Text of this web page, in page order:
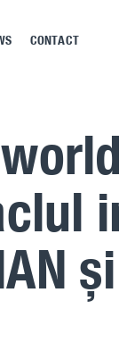
CONTACT
și